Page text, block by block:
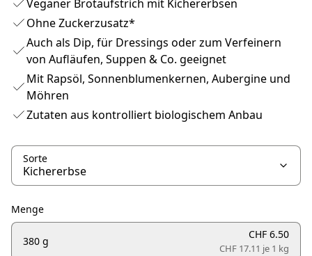
Veganer Brotaufstrich mit Kichererbsen
Ohne Zuckerzusatz*
Auch als Dip, für Dressings oder zum Verfeinern
von Aufläufen, Suppen & Co. geeignet
Mit Rapsöl, Sonnenblumenkernen, Aubergine und
Möhren
Zutaten aus kontrolliert biologischem Anbau
Sorte
Menge
380 g
CHF 6.50
CHF 17.11 je 1 kg